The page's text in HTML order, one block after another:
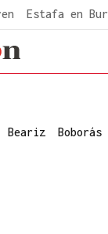
Estafa en
Beariz Boborás